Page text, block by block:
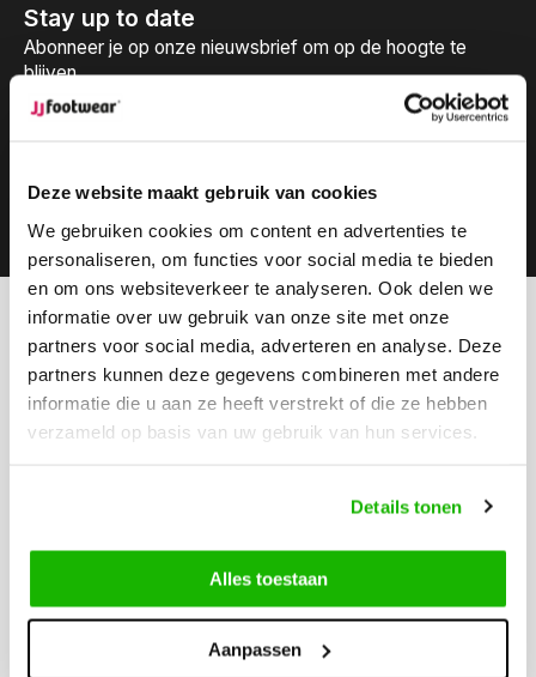
Deze website maakt gebruik van cookies
We gebruiken cookies om content en advertenties te
personaliseren, om functies voor social media te bieden
en om ons websiteverkeer te analyseren. Ook delen we
informatie over uw gebruik van onze site met onze
partners voor social media, adverteren en analyse. Deze
partners kunnen deze gegevens combineren met andere
informatie die u aan ze heeft verstrekt of die ze hebben
verzameld op basis van uw gebruik van hun services.
Details tonen
Alles toestaan
Aanpassen
Stay up to date
Abonneer je op onze nieuwsbrief om op de hoogte te
blijven.
Kunnen we helpen?
Klantenservice:
Bel ons
0416-272223
Klantenservice